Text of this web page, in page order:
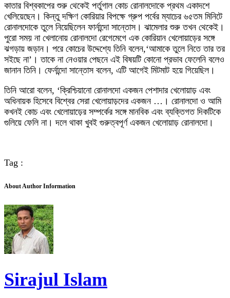
কাতার বিশ্বকাপের শুরু থেকেই পর্তুগাল কোচ রোনালদোকে প্রথম একাদশে
খেলিয়েছেন। কিন্তু দক্ষিণ কোরিয়ার বিপক্ষে গ্রুপ পর্বের ম্যাচের ৬৫তম মিনিটে
রোনালদোকে তুলে নিয়েছিলেন ফার্নান্দো সান্তোস। ঝামেলার শুরু তখন থেকেই।
পুরো সময় না খেলানোয় রোনালদো রেগেমেগে এক কোরিয়ান খেলোয়াড়ের সঙ্গে
ঝগড়ায় জড়ান। পরে কোচের উদ্দেশ্যে তিনি বলেন,‘আমাকে তুলে নিতে তার তর
সইছে না’। তাকে না নেওয়ার পেছনে এই বিষয়টি কোনো প্রভাব ফেলেনি বলেও
জানান তিনি। ফের্নান্দো সান্তোস বলেন, এটি আগেই মিটমাট হয়ে গিয়েছিল।
তিনি আরো বলেন, ‘ক্রিশ্চিয়ানো রোনালদো একজন পেশাদার খেলোয়াড় এবং
অধিনায়ক হিসেবে বিশ্বের সেরা খেলোয়াড়দের একজন …। রোনালদো ও আমি
কখনই কোচ এবং খেলোয়াড়ের সম্পর্কের সঙ্গে মানবিক এবং ব্যক্তিগত দিকটিকে
গুলিয়ে ফেলি না। দলে থাকা খুবই গুরুত্বপূর্ণ একজন খেলোয়াড় রোনালদো।
Tag :
About Author Information
Sirajul Islam